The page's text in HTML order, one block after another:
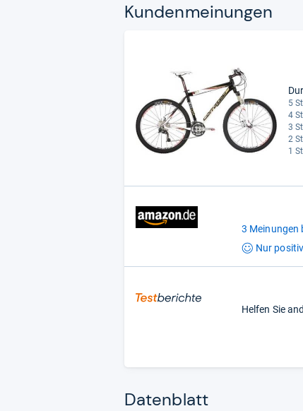
Kun­den­mei­nun­gen
5
4
3
2
1
3 Meinungen
Nur
Helfen Sie
Datenblatt